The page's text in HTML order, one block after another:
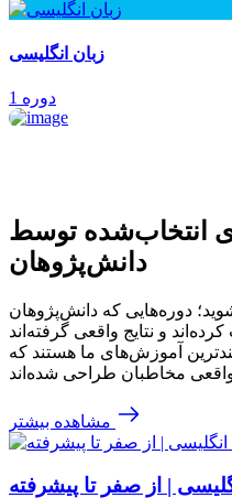
زبان انگلیسی
1 دوره
انتخاب‌شده توسط
دانش‌پژوهان
دوره‌هایی که دانش‌پژوهان
آموزش‌های ما هستند که
واقعی مخاطبان طراحی شده‌اند
مشاهده بیشتر
| از صفر تا پیشرفته